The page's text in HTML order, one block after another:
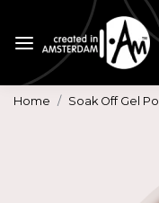
Home Soak Off Gel